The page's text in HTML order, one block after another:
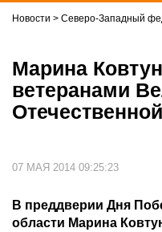
Новости > Северо-Западный
Марина
ветеранами
07 МАЯ 2014 09:25:23
В преддверии Дня
области Марина